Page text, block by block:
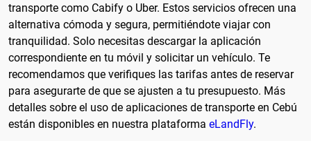
transporte como Cabify o Uber. Estos servicios ofrecen una
alternativa cómoda y segura, permitiéndote viajar con
tranquilidad. Solo necesitas descargar la aplicación
correspondiente en tu móvil y solicitar un vehículo. Te
recomendamos que verifiques las tarifas antes de reservar
para asegurarte de que se ajusten a tu presupuesto. Más
detalles sobre el uso de aplicaciones de transporte en Cebú
están disponibles en nuestra plataforma eLandFly.